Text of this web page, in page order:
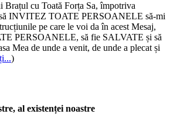
Brațul cu Toată Forța Sa, împotriva
să INVITEZ TOATE PERSOANELE să-mi
pe care le voi da în acest Mesaj,
PERSOANELE, să fie SALVATE și să
Mea de unde a venit, de unde a plecat și
)
al existenței noastre